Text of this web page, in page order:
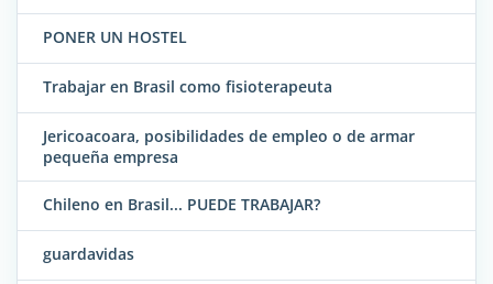
PONER UN HOSTEL
Trabajar en Brasil como fisioterapeuta
Jericoacoara, posibilidades de empleo o de armar
pequeña empresa
Chileno en Brasil... PUEDE TRABAJAR?
guardavidas